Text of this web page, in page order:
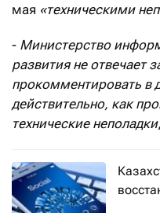
мая «техническими
- Министерство
развития не отвечает
прокомментировать в
действительно, как
технические неполадки